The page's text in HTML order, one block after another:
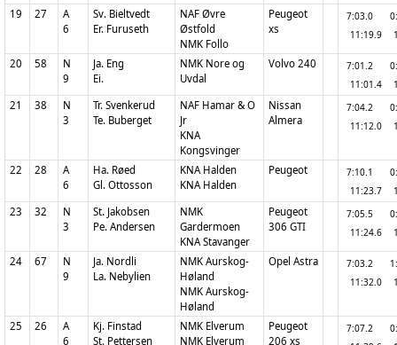
19 27
A
6
Sv. Bieltvedt
Er. Furuseth
NAF Øvre
Østfold
NMK Follo
Peugeot
xs
7:03.0
11:19.9
20 58
N
9
Ja. Eng
Ei.
NMK Nore og
Uvdal
Volvo 240 7:01.2
11:01.4
21 38
N
3
Tr. Svenkerud
Te. Buberget
NAF Hamar & O
Jr
KNA
Kongsvinger
Nissan
Almera
7:04.2
11:12.0
22 28
A
6
Ha. Røed
Gl. Ottosson
KNA Halden
KNA Halden
Peugeot 7:10.1
11:23.7
23 32
N
3
St. Jakobsen
Pe. Andersen
NMK
Gardermoen
KNA Stavanger
Peugeot
306 GTI
7:05.5
11:24.6
24 67
N
9
Ja. Nordli
La. Nebylien
NMK Aurskog-
Høland
NMK Aurskog-
Høland
Opel Astra 7:03.2
11:32.0
25 26
A
6
Kj. Finstad
St. Pettersen
NMK Elverum
NMK Elverum
Peugeot
206 xs
7:07.2